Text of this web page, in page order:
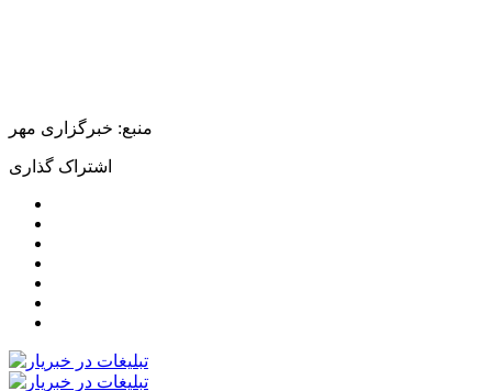
منبع: خبرگزاری مهر
اشتراک گذاری